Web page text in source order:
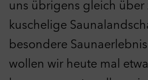
uns übrigens gleich über
kuschelige
besondere
wollen wir heute mal